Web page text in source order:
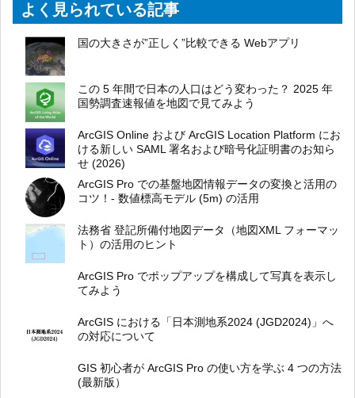
よく見られている記事
国の大きさが”正しく”比較できる Webアプリ
この 5 年間で日本の人口はどう変わった？ 2025 年
国勢調査速報値を地図で見てみよう
ArcGIS Online および ArcGIS Location Platform にお
ける新しい SAML 署名および暗号化証明書のお知ら
せ (2026)
ArcGIS Pro での基盤地図情報データの変換と活用の
コツ！- 数値標高モデル (5m) の活用
法務省 登記所備付地図データ（地図XML フォーマッ
ト）の活用のヒント
ArcGIS Pro でポップアップを構成して写真を表示し
てみよう
ArcGIS における「日本測地系2024 (JGD2024)」へ
の対応について
GIS 初心者が ArcGIS Pro の使い方を学ぶ 4 つの方法
(最新版）